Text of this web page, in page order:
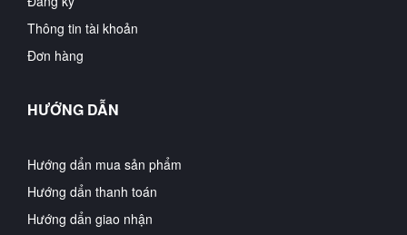
Thông tin tài khoản
Đơn hàng
HƯỚNG DẪN
Hướng dẩn mua sản phẩm
Hướng dẩn thanh toán
Hướng dẩn giao nhận